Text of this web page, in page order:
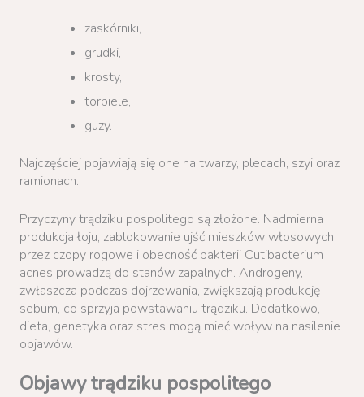
zaskórniki,
grudki,
krosty,
torbiele,
guzy.
Najczęściej pojawiają się one na twarzy, plecach, szyi oraz
ramionach.
Przyczyny trądziku pospolitego są złożone. Nadmierna
produkcja łoju, zablokowanie ujść mieszków włosowych
przez czopy rogowe i obecność bakterii Cutibacterium
acnes prowadzą do stanów zapalnych. Androgeny,
zwłaszcza podczas dojrzewania, zwiększają produkcję
sebum, co sprzyja powstawaniu trądziku. Dodatkowo,
dieta, genetyka oraz stres mogą mieć wpływ na nasilenie
objawów.
Objawy trądziku pospolitego